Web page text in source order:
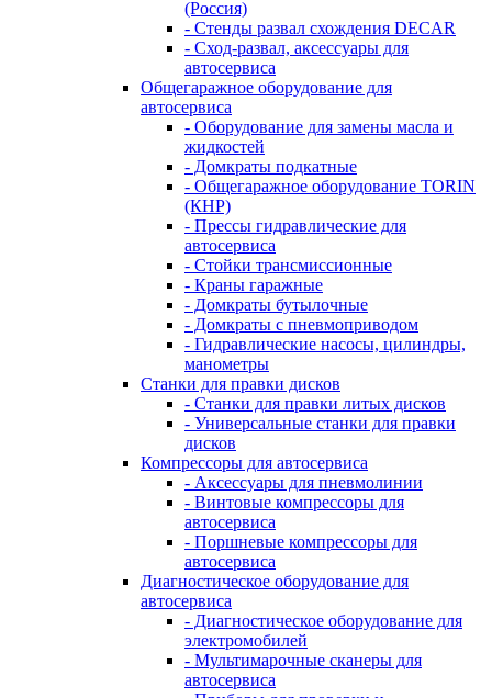
(Россия)
- Стенды развал схождения DECAR
- Сход-развал, аксессуары для
автосервиса
Общегаражное оборудование для
автосервиса
- Оборудование для замены масла и
жидкостей
- Домкраты подкатные
- Общегаражное оборудование TORIN
(КНР)
- Прессы гидравлические для
автосервиса
- Стойки трансмиссионные
- Краны гаражные
- Домкраты бутылочные
- Домкраты с пневмоприводом
- Гидравлические насосы, цилиндры,
манометры
Станки для правки дисков
- Станки для правки литых дисков
- Универсальные станки для правки
дисков
Компрессоры для автосервиса
- Аксессуары для пневмолинии
- Винтовые компрессоры для
автосервиса
- Поршневые компрессоры для
автосервиса
Диагностическое оборудование для
автосервиса
- Диагностическое оборудование для
электромобилей
- Мультимарочные сканеры для
автосервиса